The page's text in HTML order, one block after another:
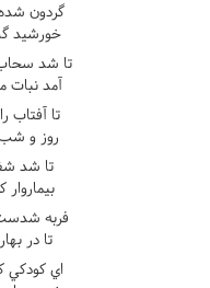
گردون
خورشيد
تا شد
آمد نبات
تا
روز و شب
تا شد
فربه
تا در
اي کودکي